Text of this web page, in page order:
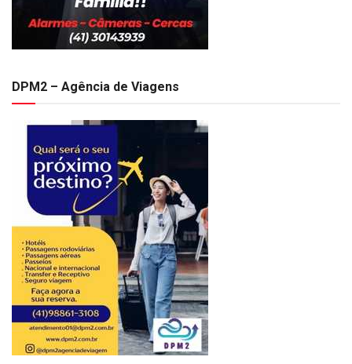
DPM2 – Agência de Viagens